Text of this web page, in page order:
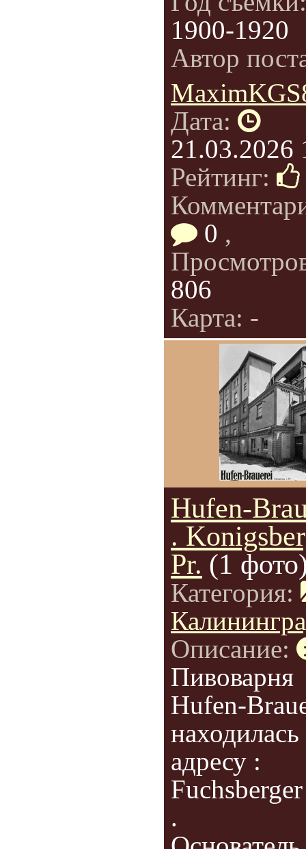
1900-1920
Автор
Дата:
21.03.2026
Рейтинг:
0 ,
806
Карта: -
Hufen-
.
Pr. (1
Категория:
Описание:
Пивоварня
Hufen-
адресу :
.